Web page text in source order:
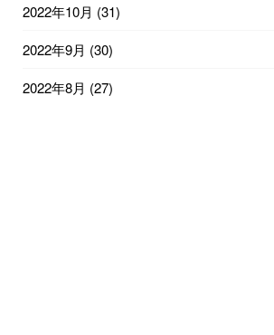
2022年10月 (31)
2022年9月 (30)
2022年8月 (27)